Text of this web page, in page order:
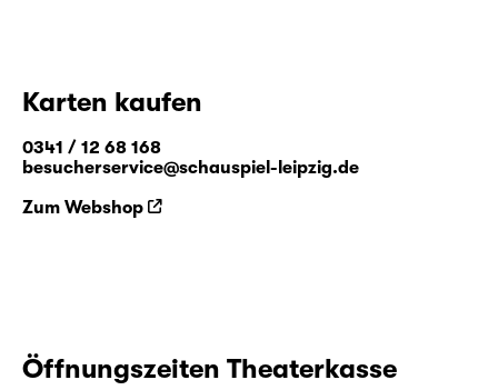
Karten kaufen
0341 / 12 68 168
besucherservice@schauspiel-leipzig.de
Zum Webshop
Öffnungszeiten Theaterkasse